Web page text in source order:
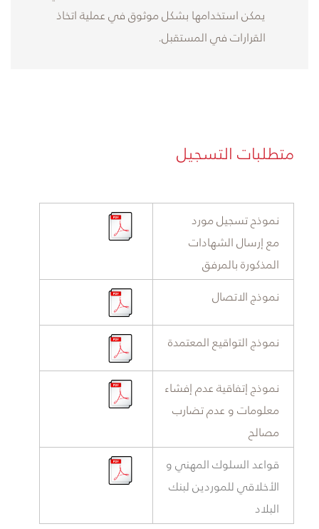
يمكن استخدامها بشكل موثوق في عملية اتخاذ
القرارات في المستقبل.
متطلبات التسجيل
​​نموذح تسجيل مورد
مع إرسال الشهادات
المذكورة بالمرفق
​​نموذج الاتصال
​نموذج التواقيع المعتمدة
​​نموذج إتفاقية عدم إفشاء
معلومات و عدم تضارب
مصالح​
​​قواعد السلوك المهني و
الأخلاقي للموردين لبنك
البلاد